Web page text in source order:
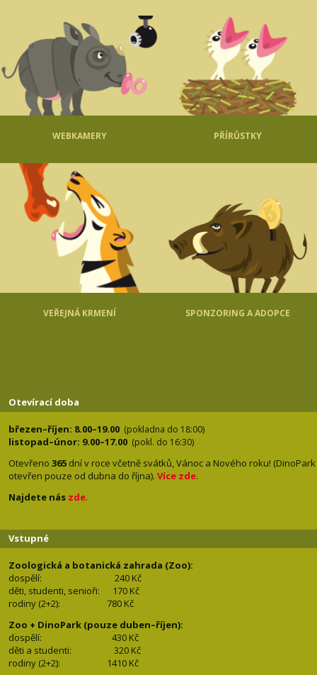
WEBKAMERY PŘÍRŮSTKY
VEŘEJNÁ KRMENÍ SPONZORING A ADOPCE
Otevírací doba
březen–říjen: 8.00–19.00 (pokladna do 18:00)
listopad–únor: 9.00–17.00 (pokl. do 16:30)
Otevřeno 365 dní v roce včetně svátků, Vánoc a Nového roku! (DinoPark
otevřen pouze od dubna do října). Více zde.
Najdete nás zde.
Vstupné
Zoologická a botanická zahrada (Zoo):
dospělí:
240 Kč
děti, studenti, senioři: 170 Kč
rodiny (2+2): 780 Kč
Zoo + DinoPark (pouze duben–říjen):
dospělí: 430 Kč
děti a studenti: 320 Kč
rodiny (2+2): 1410 Kč